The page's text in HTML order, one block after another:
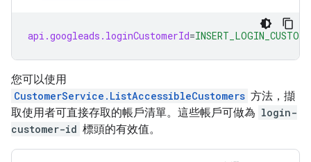
api.googleads.loginCustomerId=
您可以使用
CustomerService.ListAccessibleCustomers 方法，擷
取使用者可直接存取的帳戶清單。這些帳戶可做為 login-
customer-id 標頭的有效值。